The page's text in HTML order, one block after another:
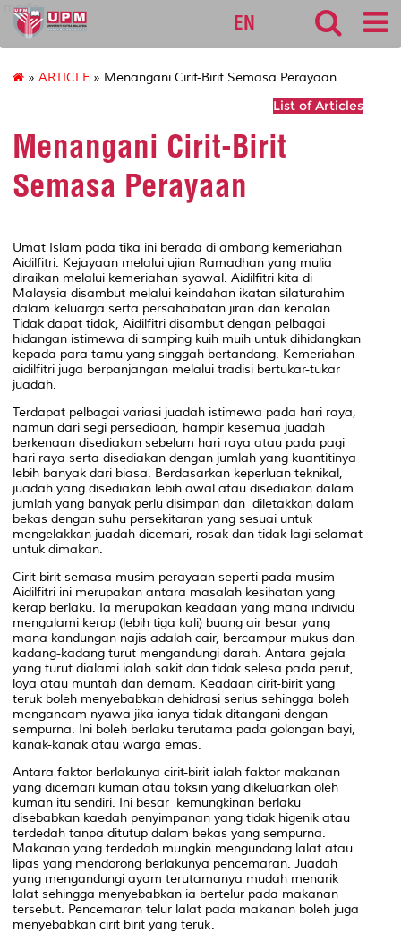
medic
EN
» ARTICLE » Menangani Cirit-Birit Semasa Perayaan
List of Articles
Menangani Cirit-Birit
Semasa Perayaan
Umat Islam pada tika ini berada di ambang kemeriahan
Aidilfitri. Kejayaan melalui ujian Ramadhan yang mulia
diraikan melalui kemeriahan syawal. Aidilfitri kita di
Malaysia disambut melalui keindahan ikatan silaturahim
dalam keluarga serta persahabatan jiran dan kenalan.
Tidak dapat tidak, Aidilfitri disambut dengan pelbagai
hidangan istimewa di samping kuih muih untuk dihidangkan
kepada para tamu yang singgah bertandang. Kemeriahan
aidilfitri juga berpanjangan melalui tradisi bertukar-tukar
juadah.
Terdapat pelbagai variasi juadah istimewa pada hari raya,
namun dari segi persediaan, hampir kesemua juadah
berkenaan disediakan sebelum hari raya atau pada pagi
hari raya serta disediakan dengan jumlah yang kuantitinya
lebih banyak dari biasa. Berdasarkan keperluan teknikal,
juadah yang disediakan lebih awal atau disediakan dalam
jumlah yang banyak perlu disimpan dan diletakkan dalam
bekas dengan suhu persekitaran yang sesuai untuk
mengelakkan juadah dicemari, rosak dan tidak lagi selamat
untuk dimakan.
Cirit-birit semasa musim perayaan seperti pada musim
Aidilfitri ini merupakan antara masalah kesihatan yang
kerap berlaku. Ia merupakan keadaan yang mana individu
mengalami kerap (lebih tiga kali) buang air besar yang
mana kandungan najis adalah cair, bercampur mukus dan
kadang-kadang turut mengandungi darah. Antara gejala
yang turut dialami ialah sakit dan tidak selesa pada perut,
loya atau muntah dan demam. Keadaan cirit-birit yang
teruk boleh menyebabkan dehidrasi serius sehingga boleh
mengancam nyawa jika ianya tidak ditangani dengan
sempurna. Ini boleh berlaku terutama pada golongan bayi,
kanak-kanak atau warga emas.
Antara faktor berlakunya cirit-birit ialah faktor makanan
yang dicemari kuman atau toksin yang dikeluarkan oleh
kuman itu sendiri. Ini besar kemungkinan berlaku
disebabkan kaedah penyimpanan yang tidak higenik atau
terdedah tanpa ditutup dalam bekas yang sempurna.
Makanan yang terdedah mungkin mengundang lalat atau
lipas yang mendorong berlakunya pencemaran. Juadah
yang mengandungi ayam terutamanya mudah menarik
lalat sehingga menyebabkan ia bertelur pada makanan
tersebut. Pencemaran telur lalat pada makanan boleh juga
menyebabkan cirit birit yang teruk.